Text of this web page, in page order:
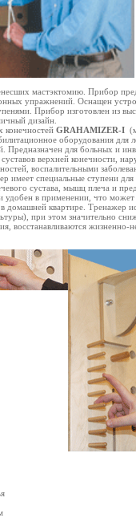
мастэктомию. Прибор
упражнений. Оснащен
Прибор изготовлен из
дизайн.
конечностей GRAHAMIZER-I
оборудования для
Предназначен для больных и
верхней конечности,
воспалительными
специальные ступени для
сустава, мышц плеча и
удобен в применении, что
домашней квартире. Тренажер
при этом значительно
восстанавливаются жизненно-